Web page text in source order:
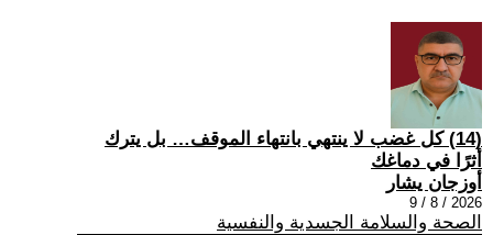
(14) كل غضب لا ينتهي بانتهاء الموقف… بل يترك
أثرًا في دماغك
أوزجان يشار
2026 / 8 / 9
الصحة والسلامة الجسدية والنفسية